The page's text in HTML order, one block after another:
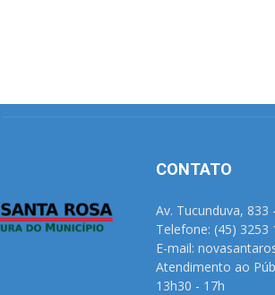
CONTATO
Av. Tucunduva, 833
Telefone: (45) 3253
E-mail:
Atendimento ao
13h30 - 17h